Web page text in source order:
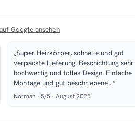
Google ansehen
„Super Heizkörper, schnelle und gut
verpackte Lieferung. Beschichtung sehr
hochwertig und tolles Design. Einfache
Montage und gut beschriebene…“
Norman · 5/5 · August 2025